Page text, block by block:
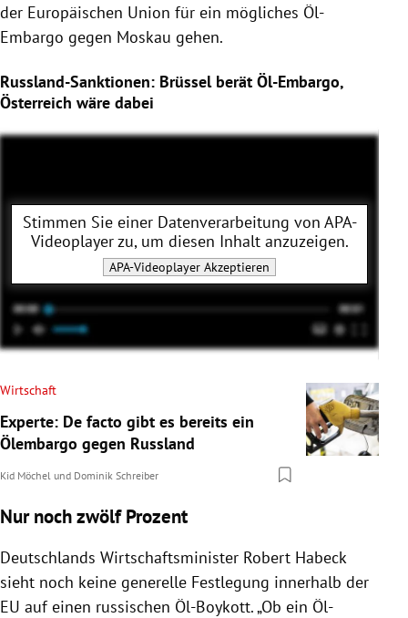
der Europäischen Union für ein mögliches Öl-
Embargo gegen Moskau gehen.
Russland-Sanktionen: Brüssel berät Öl-Embargo,
Österreich wäre dabei
Stimmen Sie einer Datenverarbeitung von APA-
Videoplayerzu, um diesen Inhalt anzuzeigen.
APA-Videoplayer Akzeptieren
Wirtschaft
Experte: De facto gibt es bereits ein
Ölembargo gegen Russland
Kid Möchel und Dominik Schreiber
Nur noch zwölf Prozent
Deutschlands Wirtschaftsminister Robert Habeck
sieht noch keine generelle Festlegung innerhalb der
EU auf einen russischen Öl-Boykott. „Ob ein Öl-